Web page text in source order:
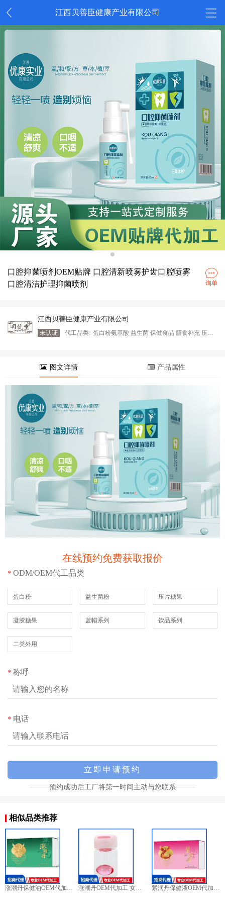
江西贝善臣健康产业有限公司
口腔抑菌喷剂OEM贴牌 口腔清新喷雾护齿口腔喷雾
口腔清洁护理抑菌喷剂
询单
江西贝善臣健康产业有限公司
未认证 代工品类: 蛋白粉氨基酸 益生菌 保健食品 膳食补充 压片糖果 凝胶糖果
图文详情 产品属性
在线预约免费获取报价
* ODM/OEM代工品类
蛋白粉 益生菌粉 压片糖果
凝胶糖果 蓝帽系列 饮品系列
二类外用
* 称呼
* 电话
预约成功后工厂将第一时间主动与您联系
相似品类推荐